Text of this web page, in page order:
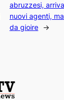
abruzzesi,
nuovi agenti,
da gioire →